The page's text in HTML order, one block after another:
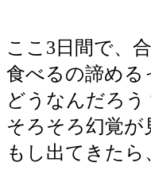
ここ3日間で、
食べるの諦め
どうなんだろ
そろそろ幻覚が
もし出てきた